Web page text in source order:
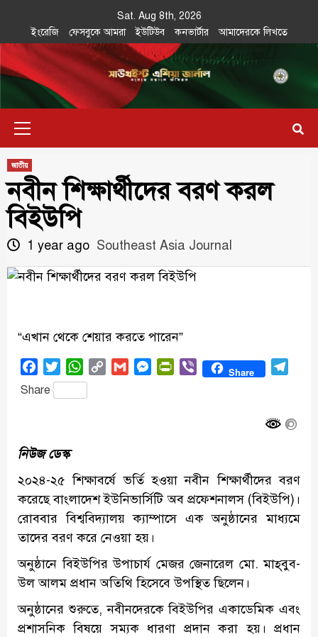
content
Sat. Aug 8th, 2026
ইংরেজি
ফেসবুকে আমরা ইউটিউব কনভার্টার আমাদেরকে লিখতে
Southeast
Asia Journal
IN SEARCH OF THE TRUTH
জাতীয়
নবীন শিক্ষার্থীদের বরণ করল
বিইউপি
1 year ago Southeast Asia Journal
“এখান থেকে শেয়ার করতে পারেন”
FacebookTwitterWhatsApp
Copy
Gmail MessengerPrintFriendly
Viber Share
Share
নিউজ ডেস্ক
২০২৪-২৫ শিক্ষাবর্ষে ভর্তি হওয়া নবীন শিক্ষার্থীদের বরণ
করেছে বাংলাদেশ ইউনিভার্সিটি অব প্রফেশনালস (বিইউপি)।
রোববার বিশ্ববিদ্যালয় ক্যাম্পাসে এক অনুষ্ঠানের মাধ্যমে
তাদের বরণ করে নেওয়া হয়।
অনুষ্ঠানে বিইউপির উপাচার্য মেজর জেনারেল মো. মাহ্‌বুব-
উল আলম প্রধান অতিথি হিসেবে উপস্থিত ছিলেন।
অনুষ্ঠানের শুরুতে, নবীনদেরকে বিইউপির একাডেমিক এবং
প্রশাসনিক বিষয়ে সম্যক ধারণা প্রদান করা হয়। প্রধান